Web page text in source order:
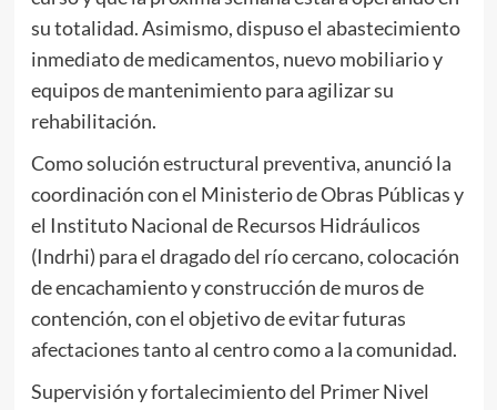
su totalidad. Asimismo, dispuso el abastecimiento
inmediato de medicamentos, nuevo mobiliario y
equipos de mantenimiento para agilizar su
rehabilitación.
Como solución estructural preventiva, anunció la
coordinación con el Ministerio de Obras Públicas y
el Instituto Nacional de Recursos Hidráulicos
(Indrhi) para el dragado del río cercano, colocación
de encachamiento y construcción de muros de
contención, con el objetivo de evitar futuras
afectaciones tanto al centro como a la comunidad.
Supervisión y fortalecimiento del Primer Nivel